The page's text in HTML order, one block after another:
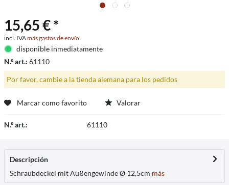
15,65 € *
incl. IVAmás gastos de envío
disponible inmediatamente
N.º art.: 61110
Por favor, cambie a la tienda alemana para los pedidos
Marcar como favorito Valorar
N.º art.: 61110
Descripción
Schraubdeckel mit Außengewinde Ø 12,5cm más